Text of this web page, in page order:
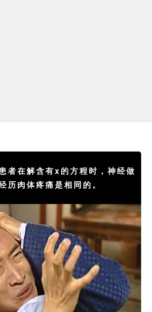
者在解含有x的方程时，神经做
历肉体疼痛是相同的。